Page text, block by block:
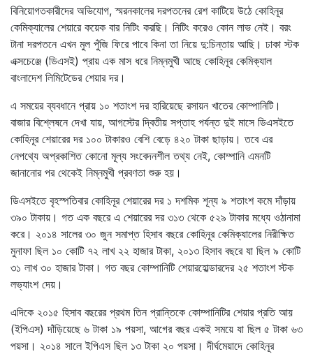
বিনিয়োগতকারীদের অভিযোগ, স্মরনকালের দরপতনের রেশ কাটিয়ে উঠে কোহিনূর
কেমিক্যালের শেয়ারে কয়েক বার নিটিং করছি। নিটিং করেও কোন লাভ নেই। বরং
টানা দরপতনে এখন মুল পুঁজি ফিরে পাবে কিনা তা নিয়ে দু:চিন্তায় আছি। ঢাকা স্টক
এক্সচেঞ্জে (ডিএসই) প্রায় এক মাস ধরে নিম্নমুখী আছে কোহিনূর কেমিক্যাল
বাংলাদেশ লিমিটেডের শেয়ার দর।
এ সময়ের ব্যবধানে প্রায় ১০ শতাংশ দর হারিয়েছে রসায়ন খাতের কোম্পানিটি।
বাজার বিশ্লেষনে দেখা যায়, আগস্টের দ্বিতীয় সপ্তাহ পর্যন্ত দুই মাসে ডিএসইতে
কোহিনূর শেয়ারের দর ১০০ টাকারও বেশি বেড়ে ৪২০ টাকা ছাড়ায়। তবে এর
নেপথ্যে অপ্রকাশিত কোনো মূল্য সংবেদনশীল তথ্য নেই, কোম্পানি এমনটি
জানানোর পর থেকেই নিম্নমুখী প্রবণতা শুরু হয়।
ডিএসইতে বৃহস্পতিবার কোহিনূর শেয়ারের দর ১ দশমিক শূন্য ৯ শতাংশ কমে দাঁড়ায়
৩৯০ টাকায়। গত এক বছরে এ শেয়ারের দর ৩১৩ থেকে ৫২৯ টাকার মধ্যে ওঠানামা
করে। ২০১৪ সালের ৩০ জুন সমাপ্ত হিসাব বছরে কোহিনূর কেমিক্যালের নিরীক্ষিত
মুনাফা ছিল ১০ কোটি ৭২ লাখ ২২ হাজার টাকা, ২০১৩ হিসাব বছরে যা ছিল ৯ কোটি
৩১ লাখ ৩০ হাজার টাকা। গত বছর কোম্পানিটি শেয়ারহোল্ডারদের ২৫ শতাংশ স্টক
লভ্যাংশ দেয়।
এদিকে ২০১৫ হিসাব বছরের প্রথম তিন প্রান্তিকে কোম্পানিটির শেয়ার প্রতি আয়
(ইপিএস) দাঁড়িয়েছে ৬ টাকা ১৯ পয়সা, আগের বছর একই সময়ে যা ছিল ৫ টাকা ৬৩
পয়সা। ২০১৪ সালে ইপিএস ছিল ১৩ টাকা ২০ পয়সা। দীর্ঘমেয়াদে কোহিনূর